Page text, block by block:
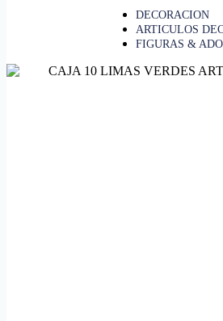
DECORACION
ARTICULOS
FIGURAS &